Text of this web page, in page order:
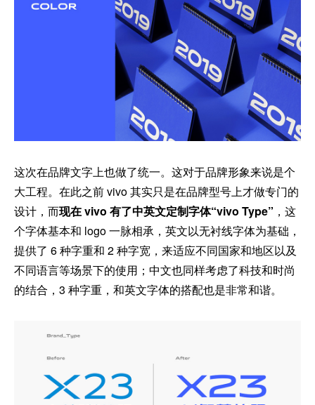
这次在品牌文字上也做了统一。这对于品牌形象来说是个
大工程。在此之前 vivo 其实只是在品牌型号上才做专门的
设计，而现在 vivo 有了中英文定制字体“vivo Type” ，这
个字体基本和 logo 一脉相承，英文以无衬线字体为基础，
提供了 6 种字重和 2 种字宽，来适应不同国家和地区以及
不同语言等场景下的使用；中文也同样考虑了科技和时尚
的结合，3 种字重，和英文字体的搭配也是非常和谐。